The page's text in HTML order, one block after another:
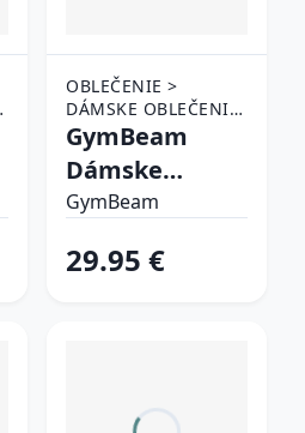
OBLEČENIE >
DÁMSKE OBLEČENIE
> TEPLÁKY A
NOHAVICE
GymBeam
Dámske
tepláky
GymBeam
29.95 €